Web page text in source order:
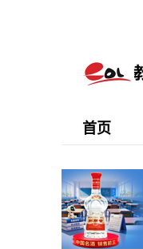
首页